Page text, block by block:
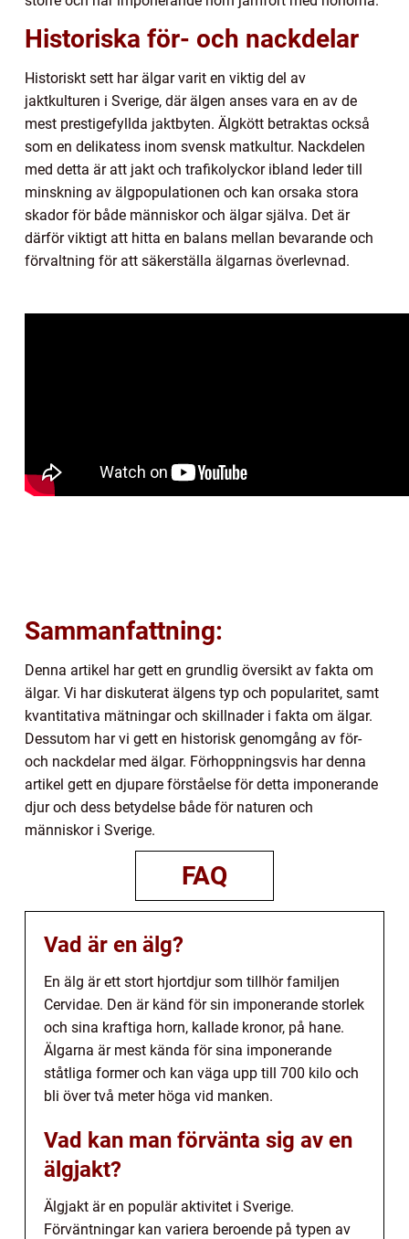
Historiska för- och nackdelar
Historiskt sett har älgar varit en viktig del av
jaktkulturen i Sverige, där älgen anses vara en av de
mest prestigefyllda jaktbyten. Älgkött betraktas också
som en delikatess inom svensk matkultur. Nackdelen
med detta är att jakt och trafikolyckor ibland leder till
minskning av älgpopulationen och kan orsaka stora
skador för både människor och älgar själva. Det är
därför viktigt att hitta en balans mellan bevarande och
förvaltning för att säkerställa älgarnas överlevnad.
Sammanfattning:
Denna artikel har gett en grundlig översikt av fakta om
älgar. Vi har diskuterat älgens typ och popularitet, samt
kvantitativa mätningar och skillnader i fakta om älgar.
Dessutom har vi gett en historisk genomgång av för-
och nackdelar med älgar. Förhoppningsvis har denna
artikel gett en djupare förståelse för detta imponerande
djur och dess betydelse både för naturen och
människor i Sverige.
FAQ
Vad är en älg?
En älg är ett stort hjortdjur som tillhör familjen
Cervidae. Den är känd för sin imponerande storlek
och sina kraftiga horn, kallade kronor, på hane.
Älgarna är mest kända för sina imponerande
ståtliga former och kan väga upp till 700 kilo och
bli över två meter höga vid manken.
Vad kan man förvänta sig av en
älgjakt?
Älgjakt är en populär aktivitet i Sverige.
Förväntningar kan variera beroende på typen av